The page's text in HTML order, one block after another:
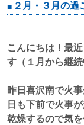
２月・３月の過
こんにちは！最
す（１月から継続
昨日喜沢南で火
日も下前で火事
乾燥するので気